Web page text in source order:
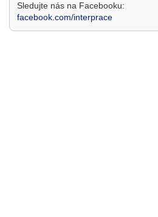
Sledujte nás na Facebooku:
facebook.com/interprace